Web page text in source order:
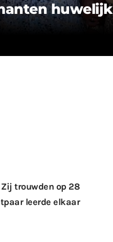
huwelijk
trouwden op 28
leerde elkaar